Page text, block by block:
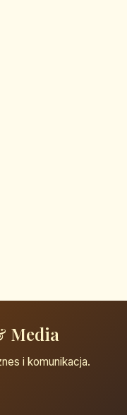
Media
i komunikacja.